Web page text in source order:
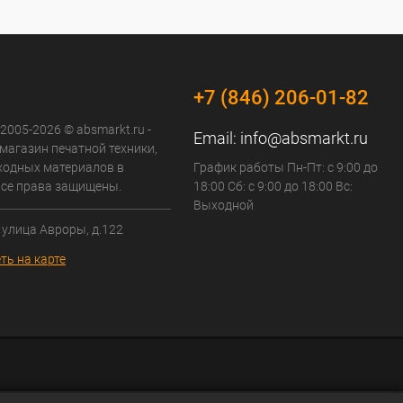
2026 © absmarkt.ru -
печатной техники,
материалов в
права защищены.
Авроры, д.122
на карте
+7 (846) 206-01-82
Email: info@absmarkt.ru
График работы Пн-Пт: с 9:00 до
18:00 Сб: с 9:00 до 18:00 Вс:
Выходной